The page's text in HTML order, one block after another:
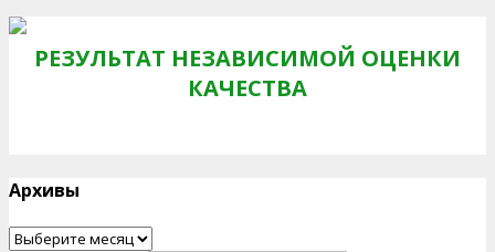
РЕЗУЛЬТАТ НЕЗАВИСИМОЙ ОЦЕНКИ
КАЧЕСТВА
Архивы
Архивы